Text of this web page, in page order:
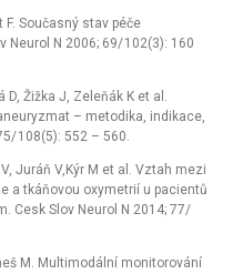
F. Současný stav péče
Neurol N 2006; 69/ 102(3): 160
D, Žižka J, Zeleňák K et al.
–⁠ metodika, indikace,
108(5): 552 –⁠ 560.
Juráň V,Kýr M et al. Vztah mezi
a tkáňovou oxymetrií u pacientů
Cesk Slov Neurol N 2014; 77/
M. Multimodální monitorování